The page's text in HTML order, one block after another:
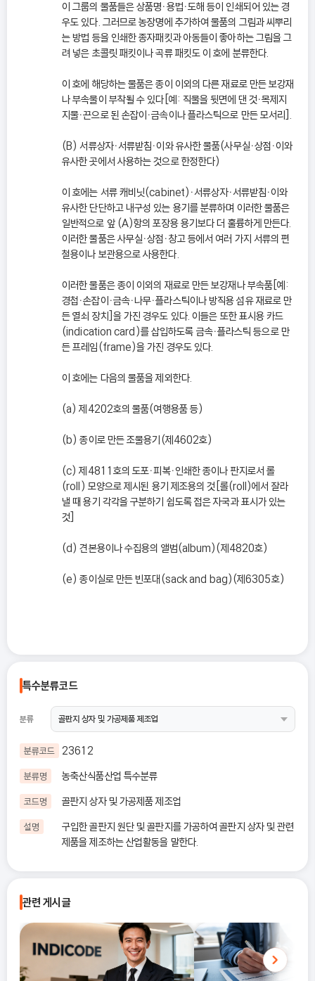
이 그룹의 물품들은 상품명ㆍ용법ㆍ도해 등이 인쇄되어 있는 경
우도 있다. 그러므로 농장명에 추가하여 물품의 그림과 씨뿌리
는 방법 등을 인쇄한 종자패킷과 아동들이 좋아하는 그림을 그
려 넣은 초콜릿 패킷이나 곡류 패킷도 이 호에 분류한다.
이 호에 해당하는 물품은 종이 이외의 다른 재료로 만든 보강재
나 부속물이 부착될 수 있다[예: 직물을 뒷면에 댄 것ㆍ목제지
지물ㆍ끈으로 된 손잡이ㆍ금속이나 플라스틱으로 만든 모서리].
(B) 서류상자ㆍ서류받침ㆍ이와 유사한 물품(사무실ㆍ상점ㆍ이와
유사한 곳에서 사용하는 것으로 한정한다)
이 호에는 서류 캐비닛(cabinet)ㆍ서류상자ㆍ서류받침ㆍ이와
유사한 단단하고 내구성 있는 용기를 분류하며 이러한 물품은
일반적으로 앞 (A)항의 포장용 용기보다 더 훌륭하게 만든다.
이러한 물품은 사무실ㆍ상점ㆍ창고 등에서 여러 가지 서류의 편
철용이나 보관용으로 사용한다.
이러한 물품은 종이 이외의 재료로 만든 보강재나 부속품[예:
경첩ㆍ손잡이ㆍ금속ㆍ나무ㆍ플라스틱이나 방직용 섬유 재료로 만
든 열쇠 장치]을 가진 경우도 있다. 이들은 또한 표시용 카드
(indication card)를 삽입하도록 금속ㆍ플라스틱 등으로 만
든 프레임(frame)을 가진 경우도 있다.
이 호에는 다음의 물품을 제외한다.
(a) 제4202호의 물품(여행용품 등)
(b) 종이로 만든 조물용기(제4602호)
(c) 제4811호의 도포ㆍ피복ㆍ인쇄한 종이나 판지로서 롤
(roll) 모양으로 제시된 용기 제조용의 것[롤(roll)에서 잘라
낼 때 용기 각각을 구분하기 쉽도록 접은 자국과 표시가 있는
것]
(d) 견본용이나 수집용의 앨범(album)(제4820호)
(e) 종이실로 만든 빈포대(sack and bag)(제6305호)
특수분류코드
분류
분류코드 23612
분류명 농축산식품산업 특수분류
코드명 골판지 상자 및 가공제품 제조업
설명
구입한 골판지 원단 및 골판지를 가공하여 골판지 상자 및 관련
제품을 제조하는 산업활동을 말한다.
관련 게시글